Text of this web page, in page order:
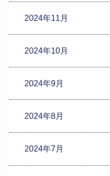
2024年11月
2024年10月
2024年9月
2024年8月
2024年7月